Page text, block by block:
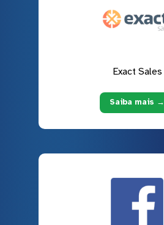
Exact Sales
Saiba mais →